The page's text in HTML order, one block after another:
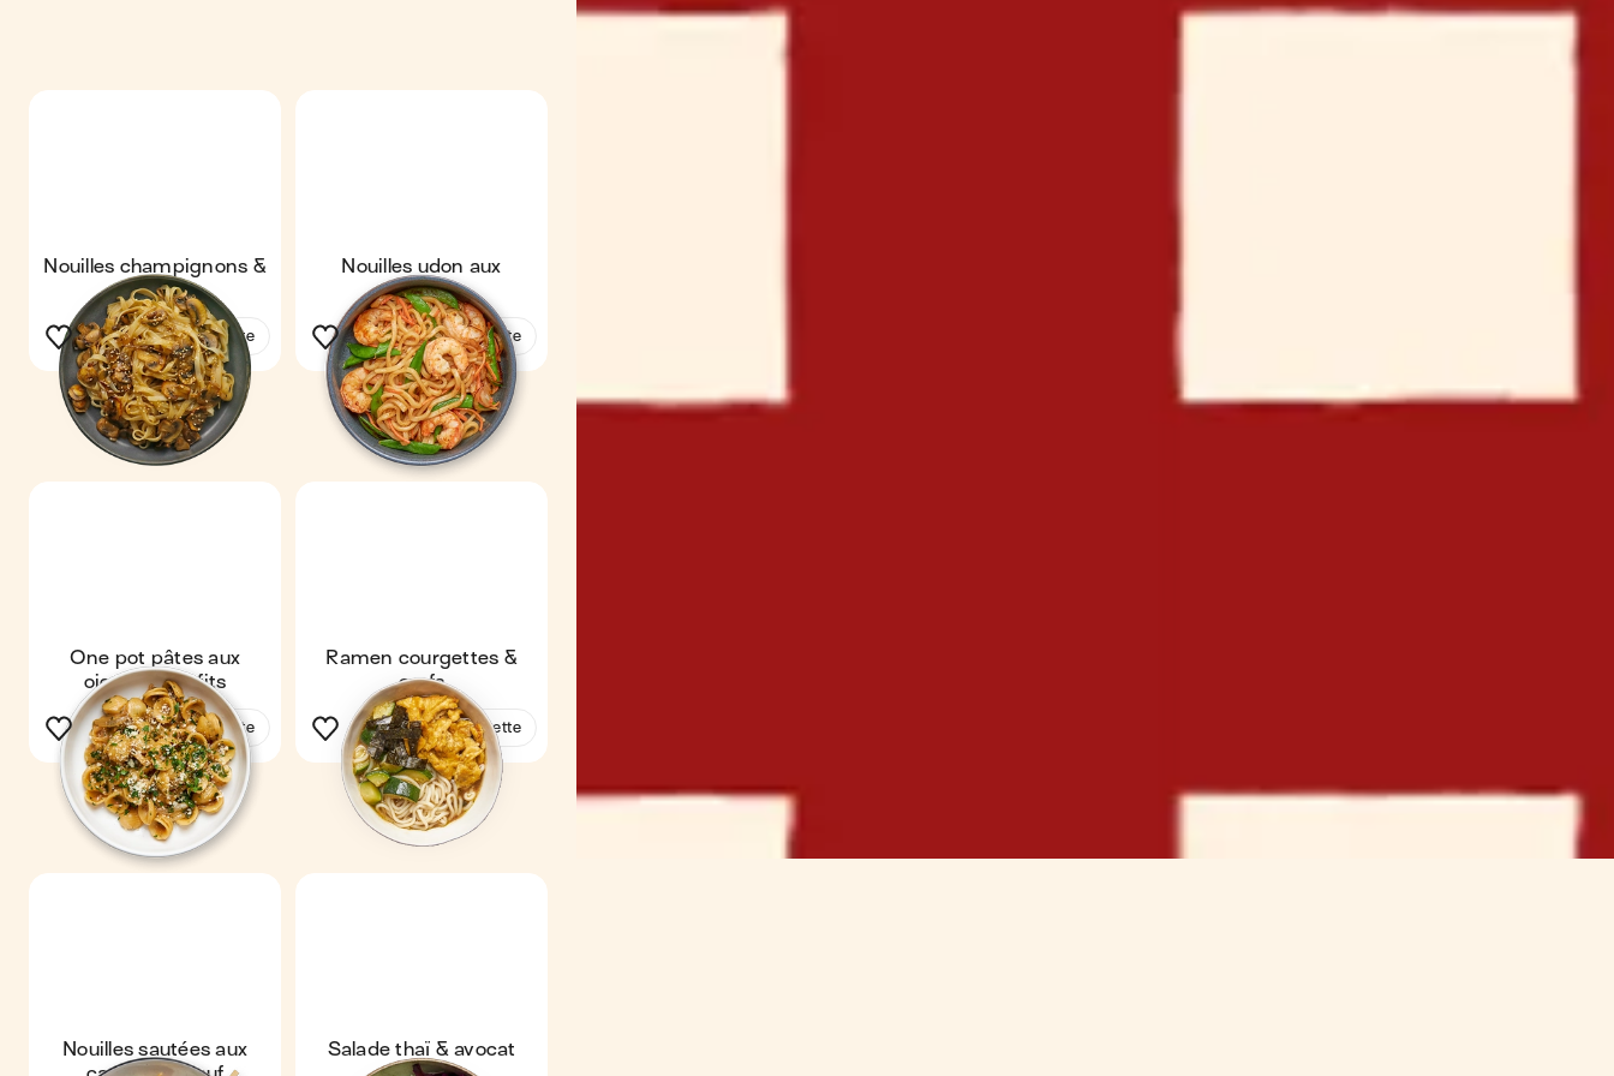
Nouilles champignons &
sésame
Voir la recette
Nouilles udon aux
crevettes
Voir la recette
One pot pâtes aux
oignons confits
Voir la recette
Ramen courgettes &
œufs
Voir la recette
Nouilles sautées aux
Salade thaï & avocat